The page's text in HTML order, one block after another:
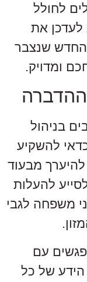
לחולל
את
החדש שנצבר
ומדויק.
בניהול
להשקיע
מבעוד
להעלות
משפחה לגבי
עם
של כל